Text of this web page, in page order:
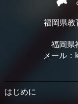
福岡県教
福岡県
メール
はじめに